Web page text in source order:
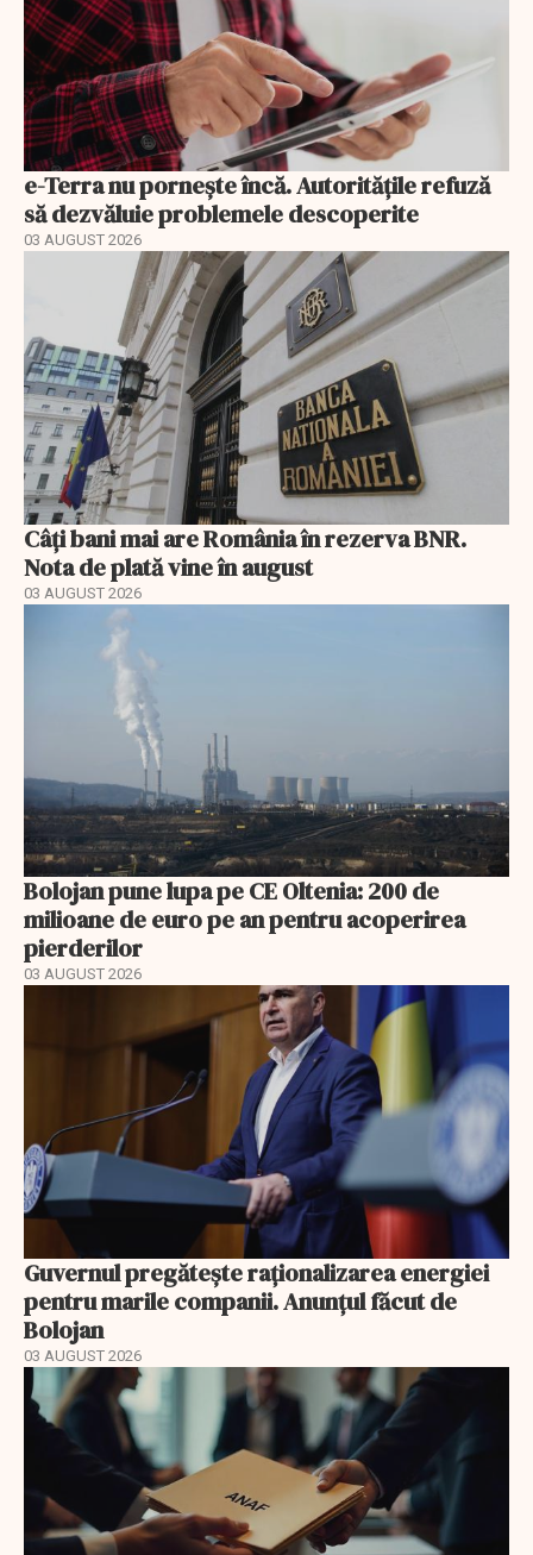
e-Terra nu pornește încă. Autoritățile refuză
să dezvăluie problemele descoperite
03 AUGUST 2026
Câți bani mai are România în rezerva BNR.
Nota de plată vine în august
03 AUGUST 2026
Bolojan pune lupa pe CE Oltenia: 200 de
milioane de euro pe an pentru acoperirea
pierderilor
03 AUGUST 2026
Guvernul pregătește raționalizarea energiei
pentru marile companii. Anunțul făcut de
Bolojan
03 AUGUST 2026